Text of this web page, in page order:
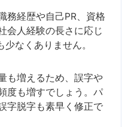
務経歴や自己PR、資格
会人経験の長さに応じ
なくありません。
も増えるため、誤字や
度も増すでしょう。パ
字脱字も素早く修正で